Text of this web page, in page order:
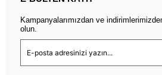
Kampanyalarımızdan ve
olun.